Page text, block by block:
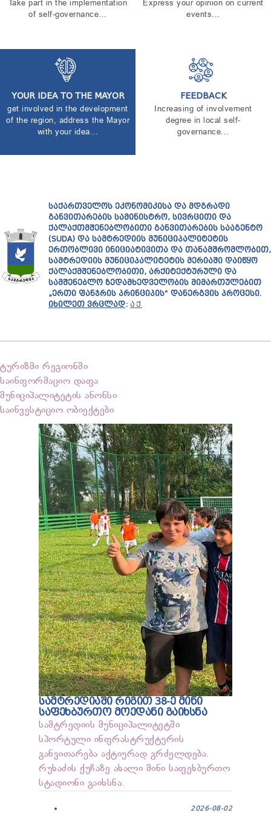
TENDERS
REPORT TO BE SUBMITTED TO PRESIDENT AND
PERSONAL DATA PROTECTION OFFICER
LEGAL DECISIONS
Take part in the implementation
of self-governance…
Express your opinion on current
events...
YOUR IDEA TO THE MAYOR
get involved in the development
of the region, address the Mayor
with your idea…
FEEDBACK
Increasing of involvement
degree in local self-
governance...
ᲡᲐᲥᲐᲠᲗᲕᲔᲚᲝᲡ ᲔᲙᲝᲜᲝᲛᲘᲙᲘᲡᲐ ᲓᲐ ᲛᲓᲒᲠᲐᲓᲘ
ᲒᲐᲜᲕᲘᲗᲐᲠᲔᲑᲘᲡ ᲡᲐᲛᲘᲜᲘᲡᲢᲠᲝ, ᲡᲘᲕᲠᲪᲘᲗᲘ ᲓᲐ
ᲥᲐᲚᲐᲥᲗᲛᲨᲔᲜᲔᲑᲚᲝᲑᲘᲗᲘ ᲒᲐᲜᲕᲘᲗᲐᲠᲔᲑᲘᲡ ᲡᲐᲐᲒᲔᲜᲢᲝ
(SUDA) ᲓᲐ ᲡᲐᲛᲢᲠᲔᲓᲘᲘᲡ ᲛᲣᲜᲘᲪᲘᲞᲐᲚᲘᲢᲔᲢᲘᲡ
ᲔᲠᲗᲝᲑᲚᲘᲕᲘ ᲘᲜᲘᲪᲘᲐᲢᲘᲕᲘᲗᲐ ᲓᲐ ᲗᲐᲜᲐᲛᲨᲠᲝᲛᲚᲝᲑᲘᲗ,
ᲡᲐᲛᲢᲠᲔᲓᲘᲘᲡ ᲛᲣᲜᲘᲪᲘᲞᲐᲚᲘᲢᲔᲢᲘᲡ ᲛᲔᲠᲘᲐᲨᲘ ᲓᲐᲘᲬᲧᲝ
ᲥᲐᲚᲐᲥᲛᲨᲔᲜᲔᲑᲚᲝᲑᲘᲗᲘ, ᲐᲠᲥᲘᲢᲔᲥᲢᲣᲠᲣᲚᲘ ᲓᲐ
ᲡᲐᲛᲨᲔᲜᲔᲑᲚᲝ ᲖᲔᲓᲐᲛᲮᲔᲓᲕᲔᲚᲝᲑᲘᲡ ᲛᲘᲛᲐᲠᲗᲣᲚᲔᲑᲘᲗ
„ᲔᲠᲗᲘ ᲤᲐᲜᲯᲠᲘᲡ ᲞᲠᲘᲜᲪᲘᲞᲘᲡ“ ᲓᲐᲜᲔᲠᲒᲕᲘᲡ ᲞᲠᲝᲪᲔᲡᲘ.
ᲘᲮᲘᲚᲔᲗ ᲕᲠᲪᲚᲐᲓ: ᲐᲥ
ტურიზმი რეგიონში
საინფორმაციო დაფა
მუნიციპალიტეტის ანონსი
საინვესტიციო ობიექტები
ᲡᲐᲛᲢᲠᲔᲓᲘᲐᲨᲘ ᲠᲘᲒᲘᲗ 38-Ე ᲛᲘᲜᲘ
ᲡᲐᲤᲔᲮᲑᲣᲠᲗᲝ ᲛᲝᲔᲓᲐᲜᲘ ᲒᲐᲘᲮᲡᲜᲐ
სამტრედიის მუნიციპალიტეტში
სპორტული ინფრასტრუქტურის
განვითარება აქტიურად გრძელდება.
რუხაძის ქუჩაზე ახალი მინი საფეხბურთო
სტადიონი გაიხსნა.
2026-08-02